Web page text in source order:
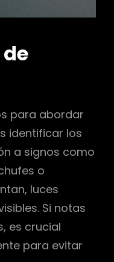
para abordar
identificar los
a signos como
o
luces
Si notas
es crucial
para evitar